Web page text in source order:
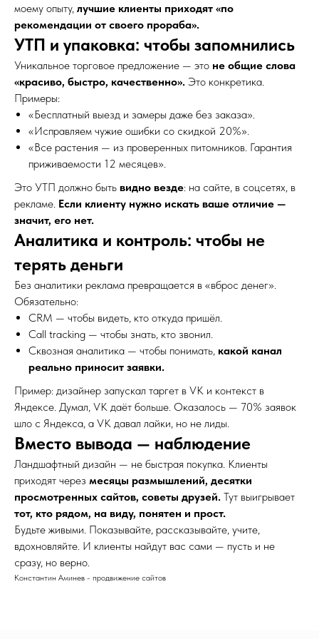
моему опыту, лучшие клиенты приходят «по
рекомендации от своего прораба».
УТП и упаковка: чтобы запомнились
Уникальное торговое предложение — это не общие слова
«красиво, быстро, качественно». Это конкретика.
Примеры:
«Бесплатный выезд и замеры даже без заказа».
«Исправляем чужие ошибки со скидкой 20%».
«Все растения — из проверенных питомников. Гарантия
приживаемости 12 месяцев».
Это УТП должно быть видно везде: на сайте, в соцсетях, в
рекламе. Если клиенту нужно искать ваше отличие —
значит, его нет.
Аналитика и контроль: чтобы не
терять деньги
Без аналитики реклама превращается в «вброс денег».
Обязательно:
CRM — чтобы видеть, кто откуда пришёл.
Call tracking — чтобы знать, кто звонил.
Сквозная аналитика — чтобы понимать, какой канал
реально приносит заявки.
Пример: дизайнер запускал таргет в VK и контекст в
Яндексе. Думал, VK даёт больше. Оказалось — 70% заявок
шло с Яндекса, а VK давал лайки, но не лиды.
Вместо вывода — наблюдение
Ландшафтный дизайн — не быстрая покупка. Клиенты
приходят через месяцы размышлений, десятки
просмотренных сайтов, советы друзей. Тут выигрывает
тот, кто рядом, на виду, понятен и прост.
Будьте живыми. Показывайте, рассказывайте, учите,
вдохновляйте. И клиенты найдут вас сами — пусть и не
сразу, но верно.
Константин Аминев - продвижение сайтов